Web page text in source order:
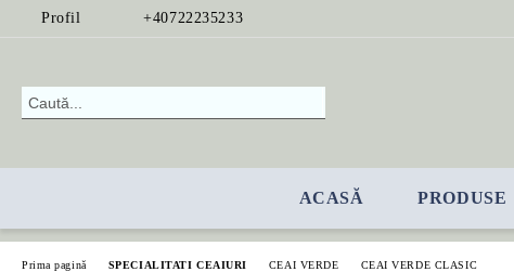
Profil +40722235233
ACASĂ PRODUSE
Prima pagină SPECIALITATI CEAIURI CEAI VERDE CEAI VERDE CLASIC